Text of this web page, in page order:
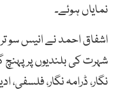
نمایاں ہوئے۔
اشفاق احمد نے انیس سو
شہرت کی بلندیوں پر
نگار، ڈرامہ نگار،